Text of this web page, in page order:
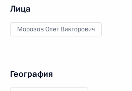
Лица
Морозов Олег Викторович
География